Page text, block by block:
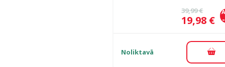
Oriģinālā
39,99 €
Cena
19,98 €
Noliktavā